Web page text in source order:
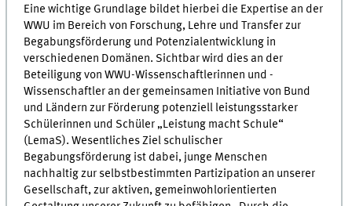
Eine wichtige Grundlage bildet hierbei die Expertise an der
WWU im Bereich von Forschung, Lehre und Transfer zur
Begabungsförderung und Potenzialentwicklung in
verschiedenen Domänen. Sichtbar wird dies an der
Beteiligung von WWU-Wissenschaftlerinnen und -
Wissenschaftler an der gemeinsamen Initiative von Bund
und Ländern zur Förderung potenziell leistungsstarker
Schülerinnen und Schüler „Leistung macht Schule“
(LemaS). Wesentliches Ziel schulischer
Begabungsförderung ist dabei, junge Menschen
nachhaltig zur selbstbestimmten Partizipation an unserer
Gesellschaft, zur aktiven, gemeinwohlorientierten